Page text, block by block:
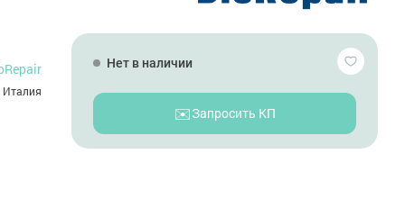
Италия
Нет в наличии
✉️Запросить КП